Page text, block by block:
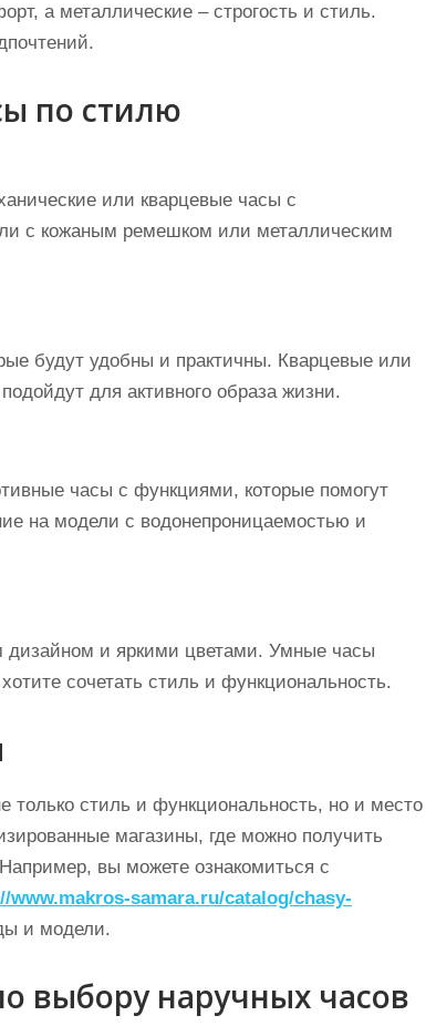
а металлические – строгость и стиль.
по стилю
или кварцевые часы с
с кожаным ремешком или металлическим
будут удобны и практичны. Кварцевые или
для активного образа жизни.
часы с функциями, которые помогут
на модели с водонепроницаемостью и
дизайном и яркими цветами. Умные часы
сочетать стиль и функциональность.
только стиль и функциональность, но и место
магазины, где можно получить
вы можете ознакомиться с
www.makros-samara.ru/catalog/chasy-
и модели.
выбору наручных часов